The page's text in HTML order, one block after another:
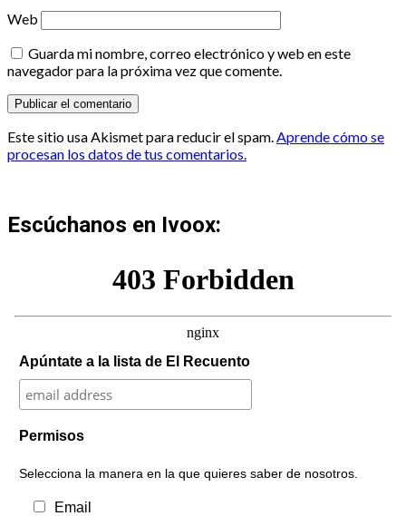
Web
Guarda mi nombre, correo electrónico y web en este
navegador para la próxima vez que comente.
Este sitio usa Akismet para reducir el spam.Aprende cómo se
procesan los datos de tus comentarios.
Escúchanos en Ivoox:
Apúntate a la lista de El Recuento
Permisos
Selecciona la manera en la que quieres saber de nosotros.
Email